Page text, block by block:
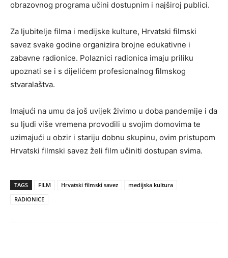
obrazovnog programa učini dostupnim i najširoj publici.
Za ljubitelje filma i medijske kulture, Hrvatski filmski
savez svake godine organizira brojne edukativne i
zabavne radionice. Polaznici radionica imaju priliku
upoznati se i s dijelićem profesionalnog filmskog
stvaralaštva.
Imajući na umu da još uvijek živimo u doba pandemije i da
su ljudi više vremena provodili u svojim domovima te
uzimajući u obzir i stariju dobnu skupinu, ovim pristupom
Hrvatski filmski savez želi film učiniti dostupan svima.
TAGS FILM Hrvatski filmski savez
medijska kultura
RADIONICE